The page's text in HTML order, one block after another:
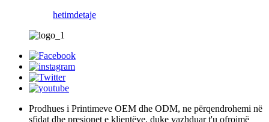
hetimdetaje
Prodhues i Printimeve OEM dhe ODM, ne përqendrohemi në
sfidat dhe presionet e klientëve, duke vazhduar t'u ofrojmë